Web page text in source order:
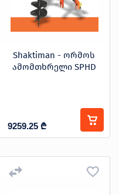
Shaktiman - ორმოს
ამომთხრელი SPHD
9259.25 ₾